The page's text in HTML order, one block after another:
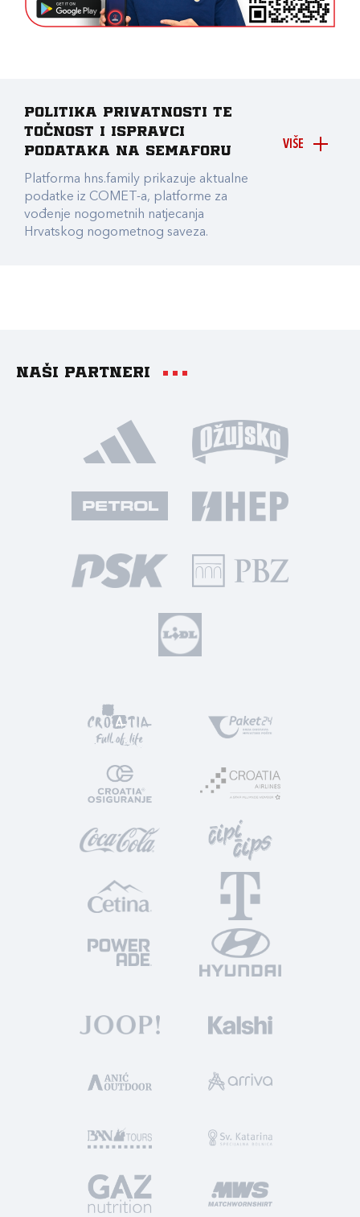
VIŠE
Politika privatnosti te
točnost i ispravci
podataka na Semaforu
Platforma hns.family prikazuje aktualne
podatke iz COMET-a, platforme za
vođenje nogometnih natjecanja
Hrvatskog nogometnog saveza.
Naši partneri